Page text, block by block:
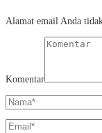
Alamat email Anda
Komentar